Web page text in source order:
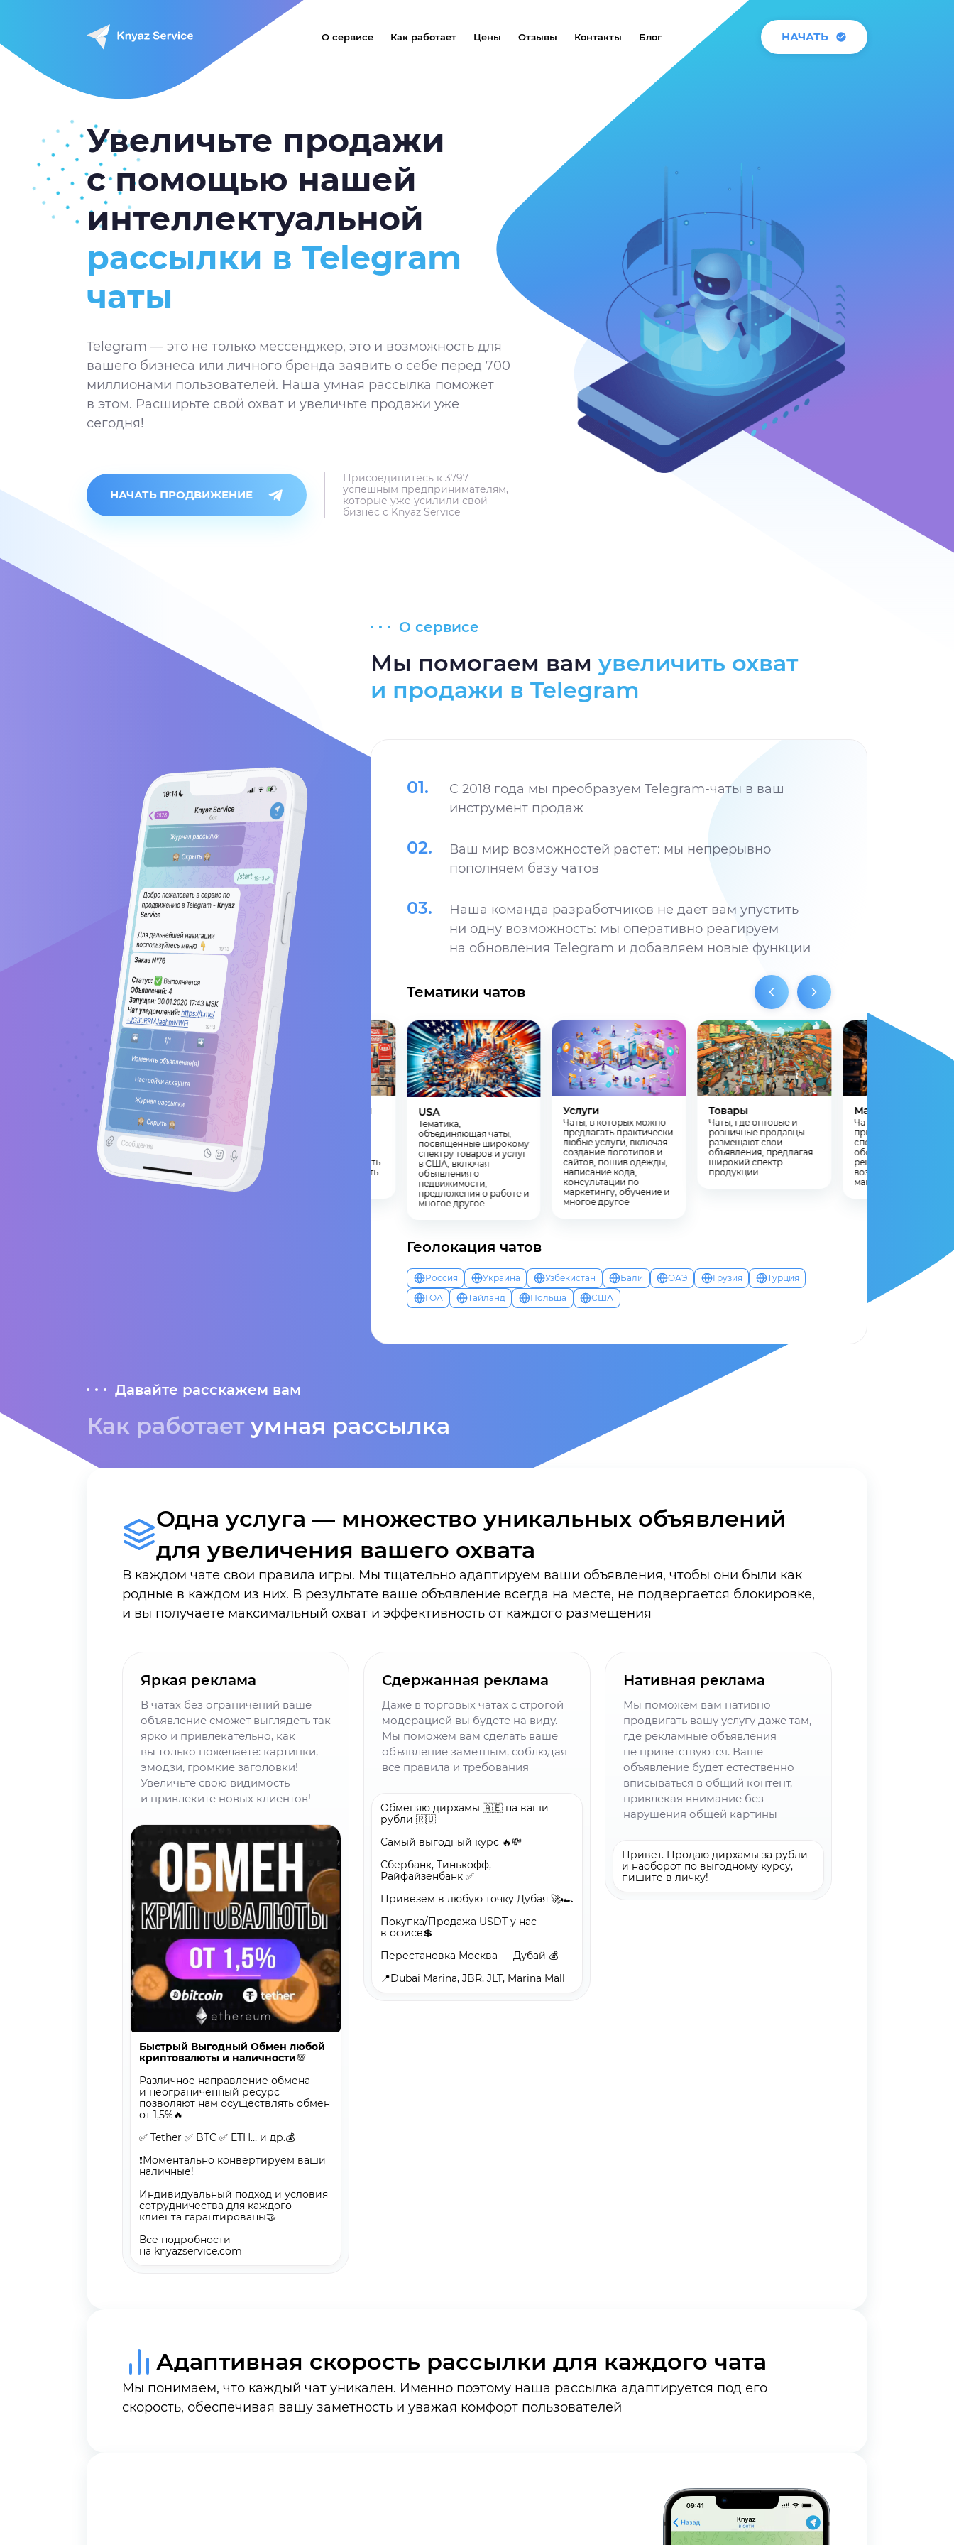
О сервисе Как работает Цены Отзывы Контакты Блог НАЧАТЬ
Увеличьте продажи
с помощью нашей
интеллектуальной
рассылки в Telegram
чаты
Telegram — это не только мессенджер, это и возможность для
вашего бизнеса или личного бренда заявить о себе перед 700
миллионами пользователей. Наша умная рассылка поможет
в этом. Расширьте свой охват и увеличьте продажи уже
сегодня!
НАЧАТЬ ПРОДВИЖЕНИЕ
Присоединитесь к 3797
успешным предпринимателям,
которые уже усилили свой
бизнес с Knyaz Service
О сервисе
Мы помогаем вам увеличить охват
и продажи в Telegram
01.
C 2018 года мы преобразуем Telegram-чаты в ваш
инструмент продаж
02.
Ваш мир возможностей растет: мы непрерывно
пополняем базу чатов
03.
Наша команда разработчиков не дает вам упустить
ни одну возможность: мы оперативно реагируем
на обновления Telegram и добавляем новые функции
Тематики чатов
Продажа рекламы
эффективно продвигать
ваш бизнес и достигать
USA
Тематика,
объединяющая чаты,
посвященные широкому
спектру товаров и услуг
в США, включая
объявления о
недвижимости,
предложения о работе и
многое другое.
Услуги
Чаты, в которых можно
предлагать практически
любые услуги, включая
создание логотипов и
сайтов, пошив одежды,
написание кода,
консультации по
маркетингу, обучение и
многое другое
Товары
Чаты, где оптовые и
розничные продавцы
размещают свои
объявления, предлагая
широкий спектр
продукции
Майнинг
Чаты, в которых
приобрести
специализированное
оборудование и
решения,
возможности в сфере
майнинга
Геолокация чатов
Россия Украина Узбекистан Бали ОАЭ Грузия
Турция
ГОА
Тайланд Польша США
Давайте расскажем вам
Как работает умная рассылка
Одна услуга — множество уникальных объявлений
для увеличения вашего охвата
В каждом чате свои правила игры. Мы тщательно адаптируем ваши объявления, чтобы они были как
родные в каждом из них. В результате ваше объявление всегда на месте, не подвергается блокировке,
и вы получаете максимальный охват и эффективность от каждого размещения
Яркая реклама
В чатах без ограничений ваше
объявление сможет выглядеть так
ярко и привлекательно, как
вы только пожелаете: картинки,
эмодзи, громкие заголовки!
Увеличьте свою видимость
и привлеките новых клиентов!
Быстрый Выгодный Обмен любой
криптовалюты и наличности💯
Различное направление обмена
и неограниченный ресурс
позволяют нам осуществлять обмен
от 1,5%🔥
✅ Tether ✅ BTC ✅ ETH… и др.💰
❗️Моментально конвертируем ваши
наличные!
Индивидуальный подход и условия
сотрудничества для каждого
клиента гарантированы🤝
Все подробности
на knyazservice.com
Сдержанная реклама
Даже в торговых чатах с строгой
модерацией вы будете на виду.
Мы поможем вам сделать ваше
объявление заметным, соблюдая
все правила и требования
Обменяю дирхамы 🇦🇪 на ваши
рубли 🇷🇺
Самый выгодный курс 🔥💸
Сбербанк, Тинькофф,
Райфайзенбанк ✅
Привезем в любую точку Дубая 🚀🏎️
Покупка/Продажа USDT у нас
в офисе💲
Перестановка Москва — Дубай 💰
📍Dubai Marina, JBR, JLT, Marina Mall
Нативная реклама
Мы поможем вам нативно
продвигать вашу услугу даже там,
где рекламные объявления
не приветствуются. Ваше
объявление будет естественно
вписываться в общий контент,
привлекая внимание без
нарушения общей картины
Привет. Продаю дирхамы за рубли
и наоборот по выгодному курсу,
пишите в личку!
Адаптивная скорость рассылки для каждого чата
Мы понимаем, что каждый чат уникален. Именно поэтому наша рассылка адаптируется под его
скорость, обеспечивая вашу заметность и уважая комфорт пользователей